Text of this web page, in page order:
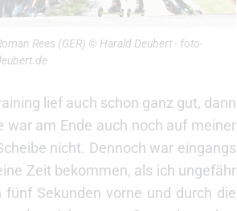
Rees (GER) © Harald Deubert - foto-
lief auch schon ganz gut, dann
war am Ende auch noch auf meiner
nicht. Dennoch war eingangs
Zeit bekommen, als ich ungefähr
Sekunden vorne und durch die